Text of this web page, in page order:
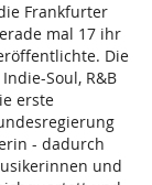
Frankfurter
mal 17 ihr
Die
Soul, R&B
erste
- dadurch
und